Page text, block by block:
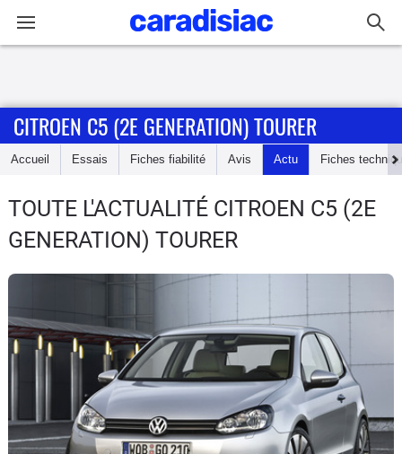
Accueil
Essais
Electriques
Utilitaires
Flottes
Auto
CITROEN C5 (2E GENERATION) TOURER
Accueil Essais Fiches fiabilité Avis Actu Fiches
TOUTE L'ACTUALITÉ CITROEN C5 (2E
GENERATION) TOURER